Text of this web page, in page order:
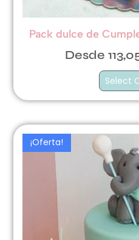
Pack dulce de
Desde
Select
¡Oferta!